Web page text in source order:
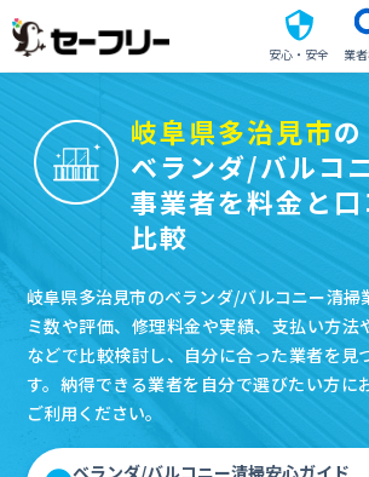
安心・安全 業
岐阜県多治見市の
ベランダ/バルコ
事業者を料金と
比較
岐阜県多治見市のベランダ/バルコニー清掃
ミ数や評価、修理料金や実績、支払い方法
などで比較検討し、自分に合った業者を見
す。納得できる業者を自分で選びたい方に
ご利用ください。
ベランダ/バルコニー清掃安心ガイド